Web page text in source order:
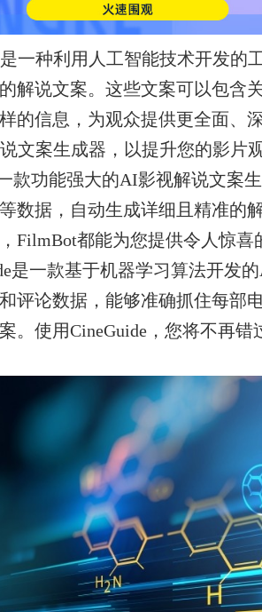
一种利用人工智能技术开发的
解说文案。这些文案可以包含
的信息，为观众提供更全面、
文案生成器，以提升您的影片
款功能强大的AI影视解说文案
数据，自动生成详细且精准的
FilmBot都能为您提供令人惊喜
是一款基于机器学习算法开发
评论数据，能够准确抓住每部
。使用CineGuide，您将不再